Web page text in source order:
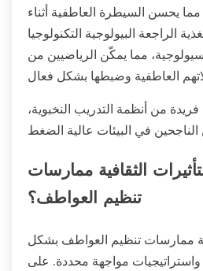
مما يحسن السيطرة العاطفية أثناء
الراجعة البيولوجية التكنولوجيا
مما يمكّن الرياضيين من
من أنظمة التدريب النخبوية،
الثقافية ممارسات
تنظيم العواطف؟
ممارسات تنظيم العواطف بشكل
مواجهة محددة. على